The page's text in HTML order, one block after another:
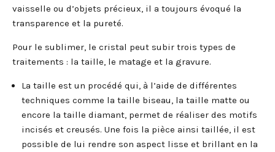
vaisselle ou d’objets précieux, il a toujours évoqué la
transparence et la pureté.
Pour le sublimer, le cristal peut subir trois types de
traitements : la taille, le matage et la gravure.
La taille est un procédé qui, à l’aide de différentes
techniques comme la taille biseau, la taille matte ou
encore la taille diamant, permet de réaliser des motifs
incisés et creusés. Une fois la pièce ainsi taillée, il est
possible de lui rendre son aspect lisse et brillant en la